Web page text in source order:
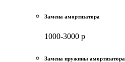
Замена амортизатора
1000-3000 р
Замена пружины амортизатора